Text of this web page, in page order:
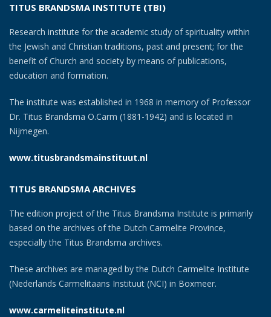
TITUS BRANDSMA INSTITUTE (TBI)
Research institute for the academic study of spirituality within
the Jewish and Christian traditions, past and present; for the
benefit of Church and society by means of publications,
education and formation.
The institute was established in 1968 in memory of Professor
Dr. Titus Brandsma O.Carm (1881-1942) and is located in
Nijmegen.
www.titusbrandsmainstituut.nl
TITUS BRANDSMA ARCHIVES
The edition project of the Titus Brandsma Institute is primarily
based on the archives of the Dutch Carmelite Province,
especially the Titus Brandsma archives.
These archives are managed by the Dutch Carmelite Institute
(Nederlands Carmelitaans Instituut (NCI) in Boxmeer.
www.carmeliteinstitute.nl